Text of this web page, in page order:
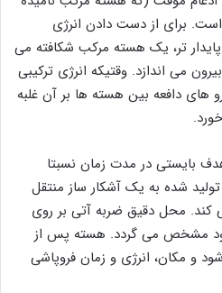
برای از دست دادن انرژی
تر، یک هسته مرکب شکافته می
می اندازد. وقتیکه انرژی ترکیبی
های دافعه بین هسته ها بر آن غلبه
بایستی در مدت زمان نسبتا
شده به یک آشکار ساز منتقل
محل دقیق ضربه آتی بر روی
مشخص می گردد. هسته پس از
و مکان، انرژی و زمان فروپاشی